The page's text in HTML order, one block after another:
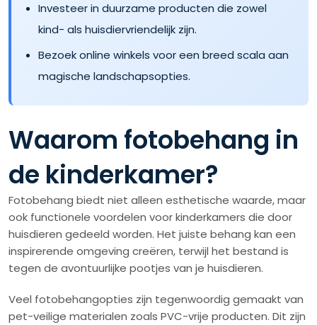
Investeer in duurzame producten die zowel
kind- als huisdiervriendelijk zijn.
Bezoek online winkels voor een breed scala aan
magische landschapsopties.
Waarom fotobehang in
de kinderkamer?
Fotobehang biedt niet alleen esthetische waarde, maar
ook functionele voordelen voor kinderkamers die door
huisdieren gedeeld worden. Het juiste behang kan een
inspirerende omgeving creëren, terwijl het bestand is
tegen de avontuurlijke pootjes van je huisdieren.
Veel fotobehangopties zijn tegenwoordig gemaakt van
pet-veilige materialen zoals PVC-vrije producten. Dit zijn